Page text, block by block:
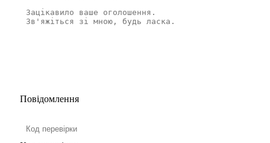
Повідомлення